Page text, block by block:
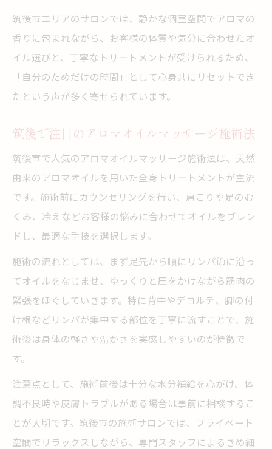
筑後市エリアのサロンでは、静かな個室空間でアロマの
香りに包まれながら、お客様の体質や気分に合わせたオ
イル選びと、丁寧なトリートメントが受けられるため、
「自分のためだけの時間」として心身共にリセットでき
たという声が多く寄せられています。
筑後で注目のアロマオイルマッサージ施術法
筑後市で人気のアロマオイルマッサージ施術法は、天然
由来のアロマオイルを用いた全身トリートメントが主流
です。施術前にカウンセリングを行い、肩こりや足のむ
くみ、冷えなどお客様の悩みに合わせてオイルをブレン
ドし、最適な手技を選択します。
施術の流れとしては、まず足先から順にリンパ節に沿っ
てオイルをなじませ、ゆっくりと圧をかけながら筋肉の
緊張をほぐしていきます。特に背中やデコルテ、脚の付
け根などリンパが集中する部位を丁寧に流すことで、施
術後は身体の軽さや温かさを実感しやすいのが特徴で
す。
注意点として、施術前後は十分な水分補給を心がけ、体
調不良時や皮膚トラブルがある場合は事前に相談するこ
とが大切です。筑後市の施術サロンでは、プライベート
空間でリラックスしながら、専門スタッフによるきめ細